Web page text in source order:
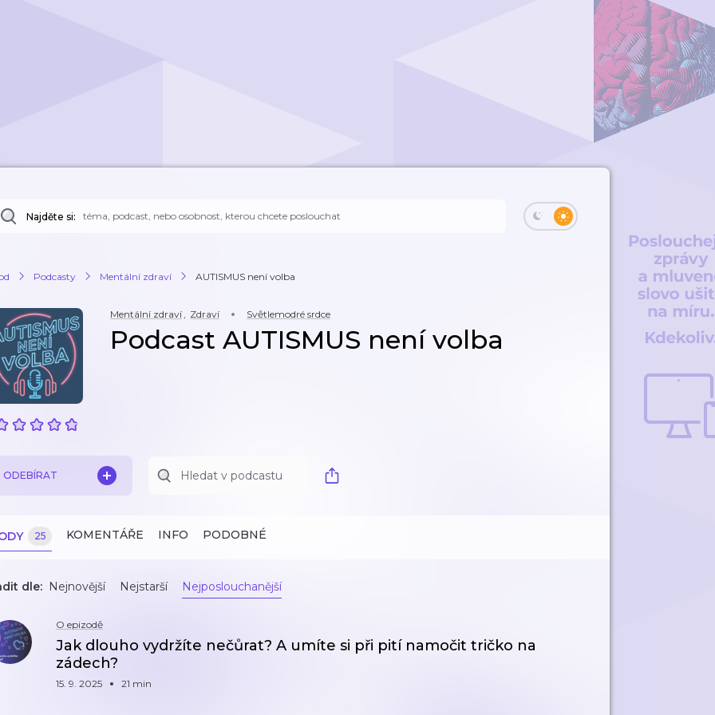
Najděte si:
Podcasty Mentální zdraví AUTISMUS není volba
Mentální zdraví, Zdraví Světlemodré srdce
Podcast AUTISMUS není volba
ODEBÍRAT
25 KOMENTÁŘE INFO PODOBNÉ
dle: Nejnovější Nejstarší Nejposlouchanější
O epizodě
Jak dlouho vydržíte nečůrat? A umíte si při pití namočit tričko na
zádech?
15. 9. 2025 21 min